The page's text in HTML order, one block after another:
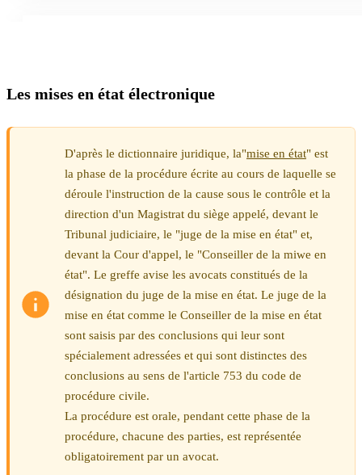
Les mises en état électronique
D'après le dictionnaire juridique, la"mise en état" est
la phase de la procédure écrite au cours de laquelle se
déroule l'instruction de la cause sous le contrôle et la
direction d'un Magistrat du siège appelé, devant le
Tribunal judiciaire, le "juge de la mise en état" et,
devant la Cour d'appel, le "Conseiller de la miwe en
état". Le greffe avise les avocats constitués de la
désignation du juge de la mise en état. Le juge de la
mise en état comme le Conseiller de la mise en état
sont saisis par des conclusions qui leur sont
spécialement adressées et qui sont distinctes des
conclusions au sens de l'article 753 du code de
procédure civile.
La procédure est orale, pendant cette phase de la
procédure, chacune des parties, est représentée
obligatoirement par un avocat.